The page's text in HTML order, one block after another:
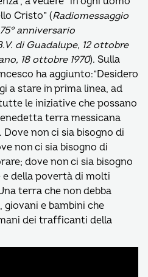
Cristo” (Radiomessaggio
anniversario
di Guadalupe, 12 ottobre
18 ottobre 1970). Sulla
ha aggiunto:”Desidero
a stare in prima linea, ad
le iniziative che possano
terra messicana
non ci sia bisogno di
non ci sia bisogno di
dove non ci sia bisogno
e della povertà di molti
terra che non debba
e bambini che
dei trafficanti della